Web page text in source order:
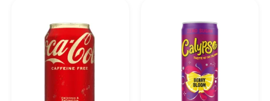
Potete ordinare in tutta tranquillità.